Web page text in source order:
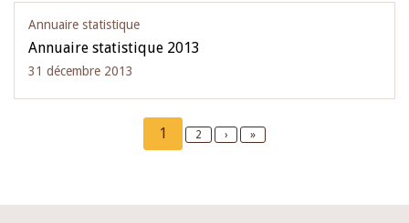
Annuaire statistique
Annuaire statistique 2013
31 décembre 2013
Current
page
1 Page
2
Next
›
Last
»